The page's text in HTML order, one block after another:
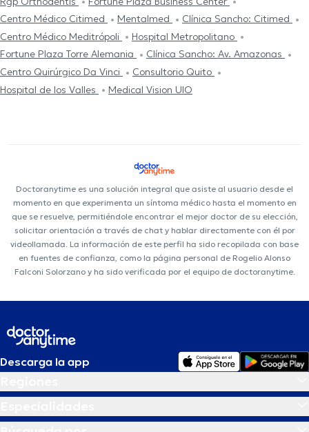
Centro Médico Citimed
Mentalmed
Clínica Sancho: Citimed
Centro Médico Meditrópoli
Hospital Metropolitano
Fortune Plaza Torre Alemania
Clínica Sancho: Av. Amazonas
Centro Quirúrgico Da Vinci
Consultorio Quito
Hospital de los Valles
Medical Vision UIO
Doctoranytime es una solución integral que asiste al usuario desde el
momento en que experimenta un síntoma médico hasta el momento en
que se resuelve, permitiéndole encontrar el mejor doctor de su elección,
solicitar orientación a través de chat y hablar directamente con él por
videollamada. La información de este perfil ha sido recopilada con base
en fuentes de confianza, como la página personal de Rogelio Alonso
Falconi Solorzano y ha sido verificada por el equipo de doctoranytime.
Descarga la app